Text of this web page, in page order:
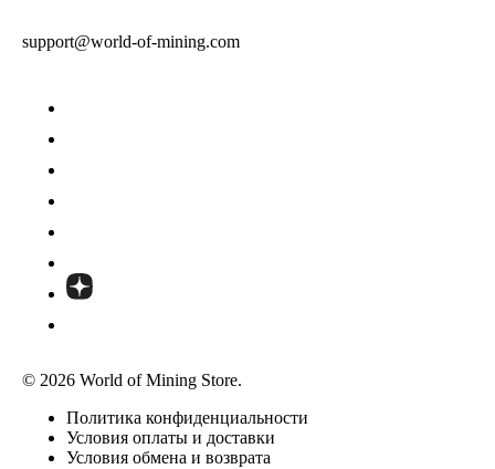
support@world-of-mining.com
© 2026 World of Mining Store.
Политика конфиденциальности
Условия оплаты и доставки
Условия обмена и возврата